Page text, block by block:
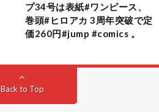
プ34号は表紙#ワンピース、
巻頭#ヒロアカ 3周年突破で定
価260円#jump #comics 。
Back to Top